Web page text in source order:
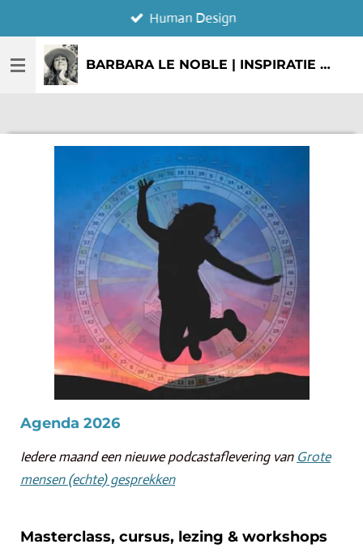
direct
naar
BARBARA LE NOBLE | INSPIRATIE & CREATIE
Human Design
Agenda 2026
Iedere maand een nieuwe podcastaflevering van Grote
mensen (echte) gesprekken
Masterclass, cursus, lezing & workshops